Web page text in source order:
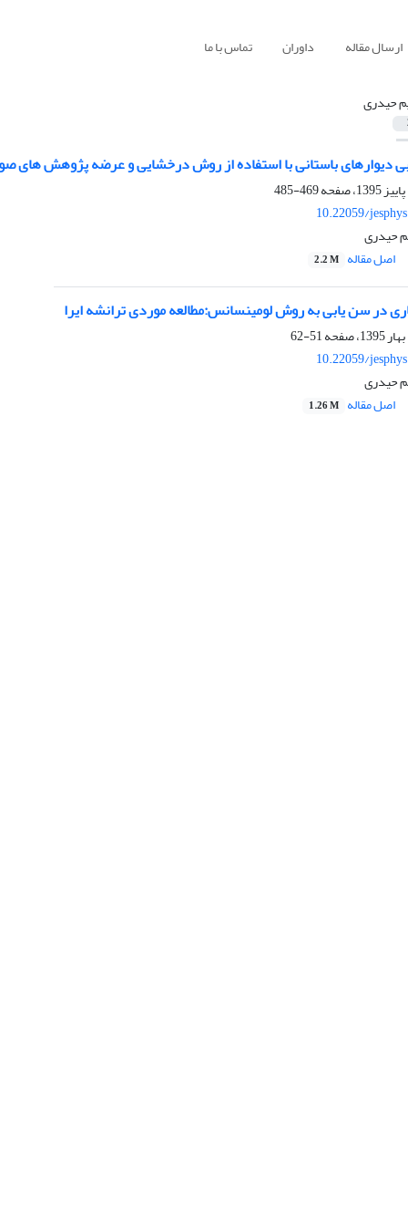
ارسال مقاله داوران تماس با ما
حیدری
دیوارهای باستانی با استفاده از روش درخشایی و عرضه پژوهش های
469-485
10.22059/
حیدری
اصل مقاله 2.2 M
در سن یابی به روش لومینسانس:مطالعه موردی ترانشه ایرا
51-62
10.22059/
حیدری
اصل مقاله 1.26 M